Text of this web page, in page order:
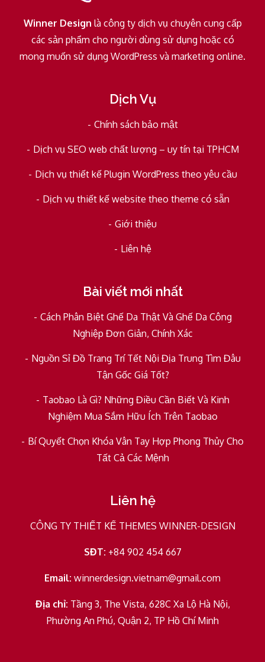
Winner Design là công ty dịch vụ chuyên cung cấp
các sản phẩm cho người dùng sử dụng hoặc có
mong muốn sử dụng WordPress và marketing online.
Dịch Vụ
Chính sách bảo mật
Dịch vụ SEO web chất lượng – uy tín tại TPHCM
Dịch vụ thiết kế Plugin WordPress theo yêu cầu
Dịch vụ thiết kế website theo theme có sẵn
Giới thiệu
Liên hệ
Bài viết mới nhất
Cách Phân Biệt Ghế Da Thật Và Ghế Da Công
Nghiệp Đơn Giản, Chính Xác
Nguồn Sỉ Đồ Trang Trí Tết Nội Địa Trung Tìm Đâu
Tận Gốc Giá Tốt?
Taobao Là Gì? Những Điều Cần Biết Và Kinh
Nghiệm Mua Sắm Hữu Ích Trên Taobao
Bí Quyết Chọn Khóa Vân Tay Hợp Phong Thủy Cho
Tất Cả Các Mệnh
Liên hệ
CÔNG TY THIẾT KẾ THEMES WINNER-DESIGN
SĐT: +84 902 454 667
Email: winnerdesign.vietnam@gmail.com
Địa chỉ: Tầng 3, The Vista, 628C Xa Lộ Hà Nội,
Phường An Phú, Quận 2, TP Hồ Chí Minh